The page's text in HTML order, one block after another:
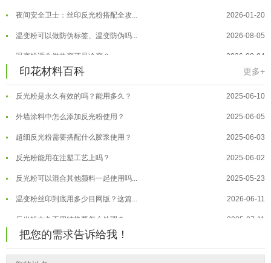
夜间安全卫士：丝印反光粉搭配全攻... 2026-01-20
温变粉可以做防伪标签、温变防伪吗... 2026-08-05
温变粉适合做热变还是冷变？ 2026-08-04
温变粉注塑后表面翻车？粗糙、颗粒... 2026-07-28
温变粉保质期有多久？开封后如何保... 2026-07-20
温变粉大批量保存指南｜做对这几步... 2026-07-17
温变粉"罢工"指南：为... 2026-07-10
温变粉到底怕不怕酸碱和酒精？ 2026-07-09
温变粉"烤"问：长期加... 2026-07-07
温变粉耐温真相：注塑"高温炼... 2026-07-03
夜间安全卫士：丝印反光粉搭配全攻... 2026-01-20
印花材料百科 更多+
超细反光粉怎么印牢度才会更好？ 2025-06-11
反光粉是永久有效的吗？能用多久？ 2025-06-10
外墙涂料中怎么添加反光粉使用？ 2025-06-05
超细反光粉需要搭配什么胶浆使用？ 2025-06-03
反光粉能用在注塑工艺上吗？ 2025-06-02
反光粉可以混合其他颜料一起使用吗... 2025-05-23
温变粉丝印到底用多少目网版？这篇... 2026-06-11
反光粉太久不用结块要怎么处理？ 2025-07-11
印花温变粉最适合用在什么行业上呢...
油性反光粉怎么印花效果最好？ 2025-06-18
把您的需求告诉给我！